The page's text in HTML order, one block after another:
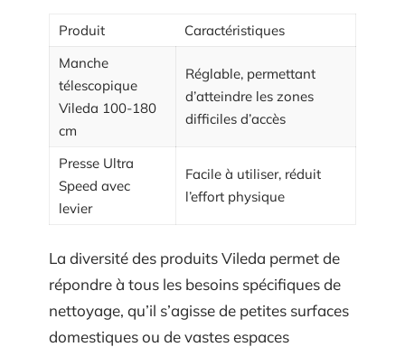
Produit
Caractéristiques
Manche
télescopique
Vileda 100-180
cm
Réglable, permettant
d’atteindre les zones
difficiles d’accès
Presse Ultra
Speed avec
levier
Facile à utiliser, réduit
l’effort physique
La diversité des produits Vileda permet de
répondre à tous les besoins spécifiques de
nettoyage, qu’il s’agisse de petites surfaces
domestiques ou de vastes espaces